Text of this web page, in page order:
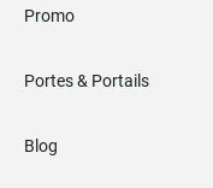
Promo
Portes & Portails
Blog